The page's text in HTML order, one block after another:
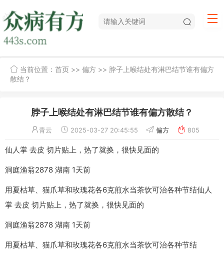
当前位置： 首页 >> 偏方 >> 脖子上喉结处有淋巴结节谁有偏方
散结？
脖子上喉结处有淋巴结节谁有偏方散结？
青云 2025-03-27 20:45:55 偏方 805
仙人掌 去皮 切片贴上，热了就换，很快见面的
洞庭渔翁2878 湖南 1天前
用夏枯草、猫爪草和玫瑰花各6克煎水当茶饮可治各种节结仙人
掌 去皮 切片贴上，热了就换，很快见面的
洞庭渔翁2878 湖南 1天前
用夏枯草、猫爪草和玫瑰花各6克煎水当茶饮可治各种节结